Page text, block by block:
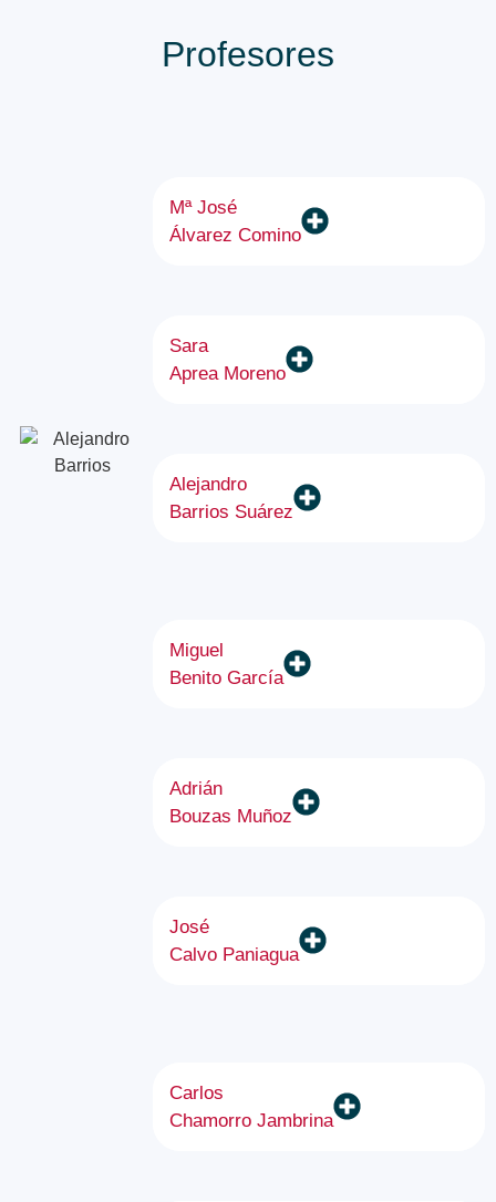
Profesores
Mª José
Álvarez Comino
Sara
Aprea Moreno​
Alejandro
Barrios Suárez
Miguel
Benito García
Adrián
Bouzas Muñoz
José
Calvo Paniagua
Carlos
Chamorro Jambrina